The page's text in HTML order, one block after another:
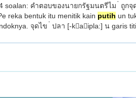
soalan: คำตอบของนายกรัฐมนตรีไม ่ ถูกจุ
reka bentuk itu menitik kain putih un­
จุดไข ่ ปลา [-kaipla:] น garis